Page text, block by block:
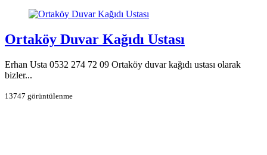
Ortaköy Duvar Kağıdı Ustası
Erhan Usta 0532 274 72 09 Ortaköy duvar kağıdı ustası olarak
bizler...
13747 görüntülenme